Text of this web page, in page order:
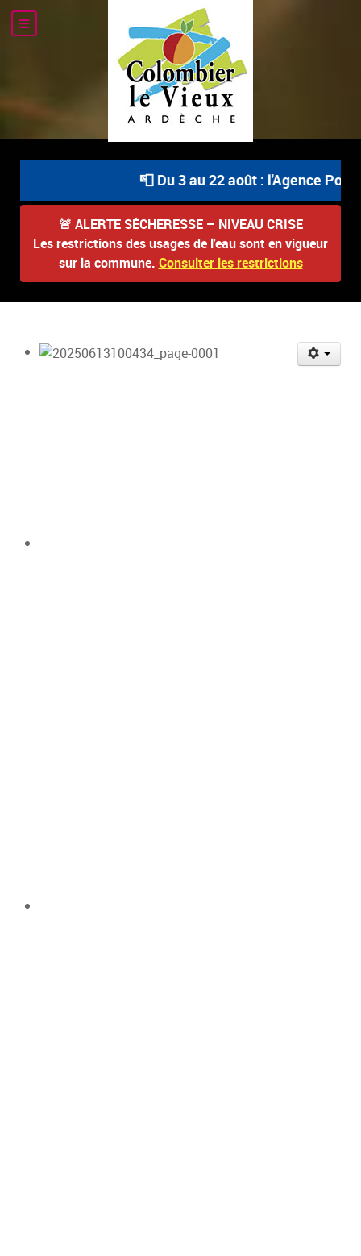
📮 Du 3 au 22 août : l'Agence
🚨 ALERTE SÉCHERESSE – NIVEAU CRISE
Les restrictions des usages de l'eau sont en vigueur
sur la commune. Consulter les restrictions